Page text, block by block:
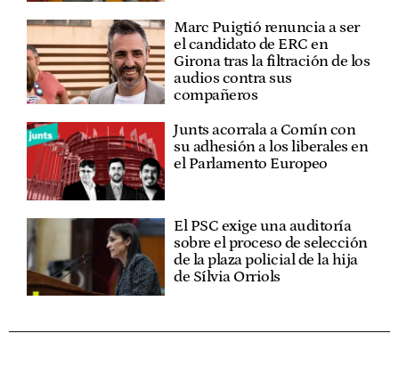
Marc Puigtió renuncia a ser
el candidato de ERC en
Girona tras la filtración de los
audios contra sus
compañeros
Junts acorrala a Comín con
su adhesión a los liberales en
el Parlamento Europeo
El PSC exige una auditoría
sobre el proceso de selección
de la plaza policial de la hija
de Sílvia Orriols